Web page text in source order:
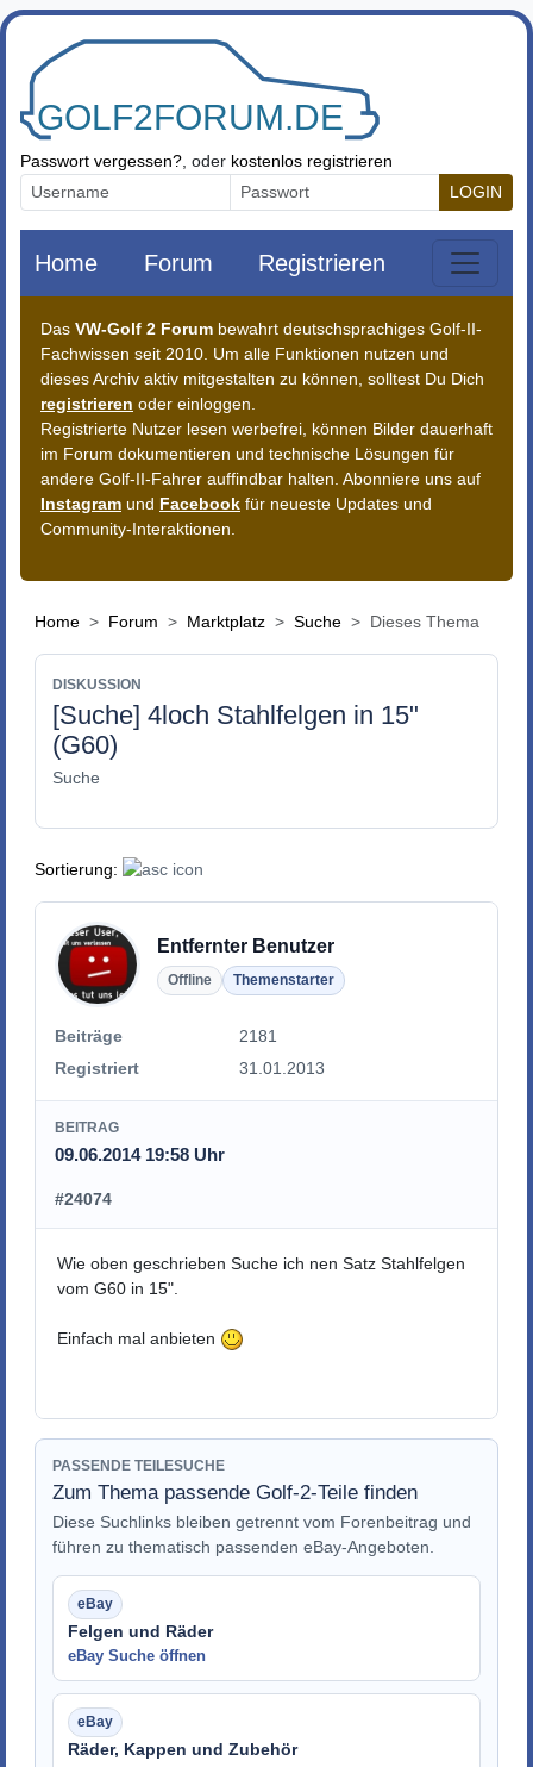
Zum Inhalt springen
Passwort vergessen? , oder kostenlos registrieren
LOGIN
Home Forum Registrieren
Das VW-Golf 2 Forum bewahrt deutschsprachiges Golf-II-
Fachwissen seit 2010. Um alle Funktionen nutzen und
dieses Archiv aktiv mitgestalten zu können, solltest Du Dich
registrieren oder einloggen.
Registrierte Nutzer lesen werbefrei, können Bilder dauerhaft
im Forum dokumentieren und technische Lösungen für
andere Golf-II-Fahrer auffindbar halten. Abonniere uns auf
Instagram und Facebook für neueste Updates und
Community-Interaktionen.
Home Forum Marktplatz Suche Dieses Thema
DISKUSSION
[Suche] 4loch Stahlfelgen in 15"
(G60)
Suche
Sortierung:
Entfernter Benutzer
Offline Themenstarter
Beiträge
2181
Registriert
31.01.2013
BEITRAG
09.06.2014 19:58 Uhr
#24074
Wie oben geschrieben Suche ich nen Satz Stahlfelgen
vom G60 in 15".
Einfach mal anbieten
PASSENDE TEILESUCHE
Zum Thema passende Golf-2-Teile finden
Diese Suchlinks bleiben getrennt vom Forenbeitrag und
führen zu thematisch passenden eBay-Angeboten.
Felgen und Räder
eBay Suche öffnen
Räder, Kappen und Zubehör